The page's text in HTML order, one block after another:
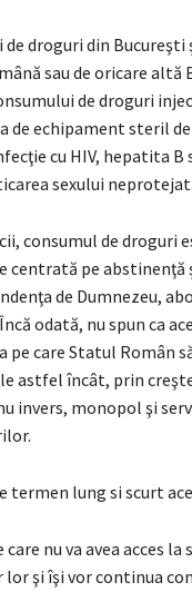
droguri din
sau de oricare altă
de droguri
echipament steril
cu HIV, hepatita
sexului neprotejat.
consumul de droguri
pe abstinenţă
de Dumnezeu,
odată, nu spun ca
pe care Statul Român
astfel încât, prin
invers, monopol şi
lung si scurt
care nu va avea acces
lor şi îşi vor continua